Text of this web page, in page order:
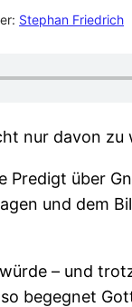
Stephan Friedrich
nur davon zu
über
und dem
– und
begegnet